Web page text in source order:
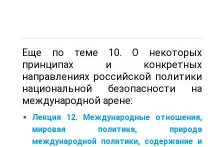
Еще по теме 10. О некоторых
принципах и конкретных
направлениях российской политики
национальной безопасности на
международной арене:
Лекция 12. Международные отношения,
мировая политика, природа
международной политики, содержание и